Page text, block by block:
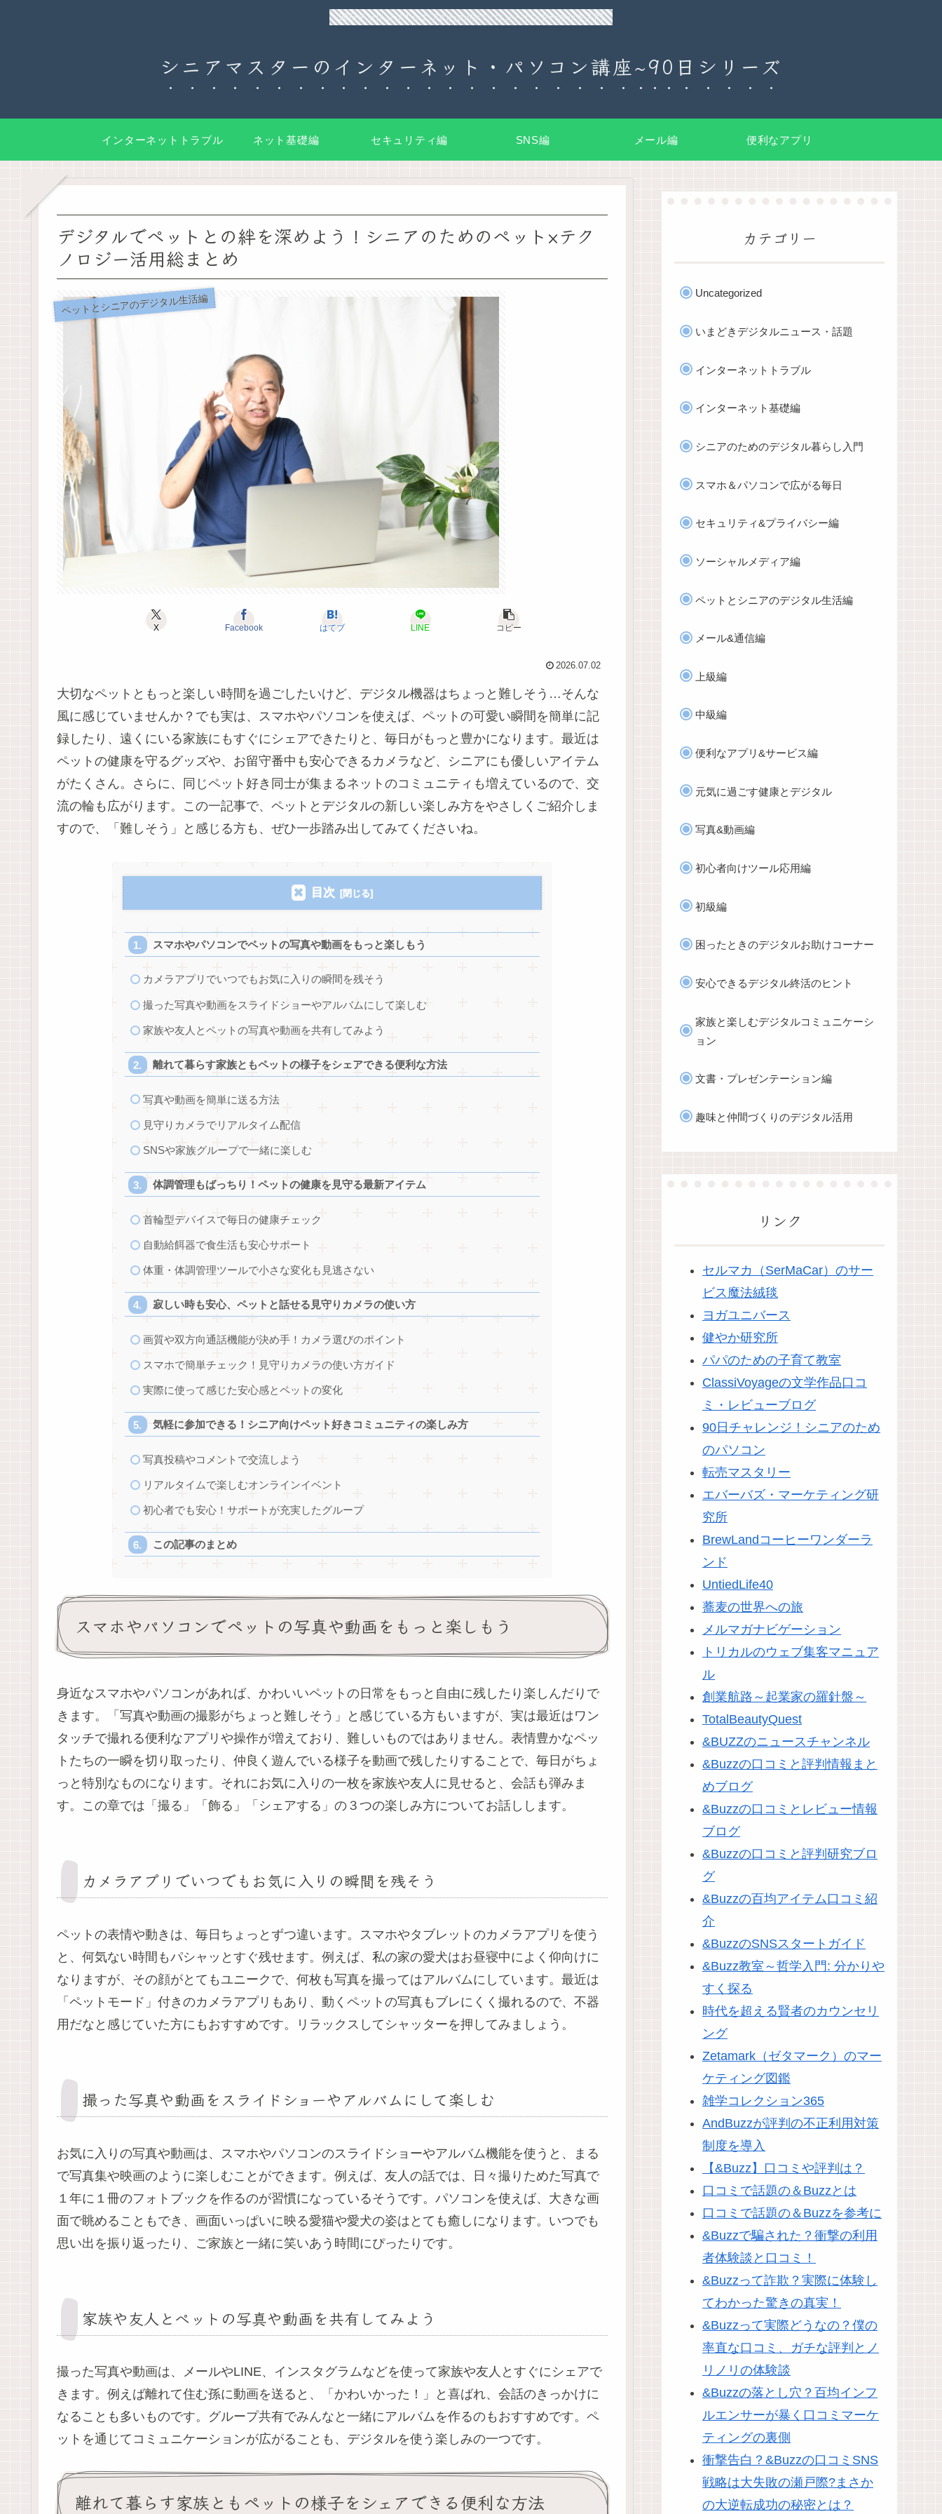
90日チャレンジ！シニアのためのパソコン・インターネット入門
シニアマスターのインターネット・パソコン講座~90日シリーズ
インターネットトラブル ネット基礎編 セキュリティ編 SNS編 メール編 便利なアプリ
デジタルでペットとの絆を深めよう！シニアのためのペット×テク
ノロジー活用総まとめ
ペットとシニアのデジタル生活編
X Facebook はてブ LINE コピー
2026.07.02
大切なペットともっと楽しい時間を過ごしたいけど、デジタル機器はちょっと難しそう…そんな
風に感じていませんか？でも実は、スマホやパソコンを使えば、ペットの可愛い瞬間を簡単に記
録したり、遠くにいる家族にもすぐにシェアできたりと、毎日がもっと豊かになります。最近は
ペットの健康を守るグッズや、お留守番中も安心できるカメラなど、シニアにも優しいアイテム
がたくさん。さらに、同じペット好き同士が集まるネットのコミュニティも増えているので、交
流の輪も広がります。この一記事で、ペットとデジタルの新しい楽しみ方をやさしくご紹介しま
すので、「難しそう」と感じる方も、ぜひ一歩踏み出してみてくださいね。
目次
スマホやパソコンでペットの写真や動画をもっと楽しもう
カメラアプリでいつでもお気に入りの瞬間を残そう
撮った写真や動画をスライドショーやアルバムにして楽しむ
家族や友人とペットの写真や動画を共有してみよう
離れて暮らす家族ともペットの様子をシェアできる便利な方法
写真や動画を簡単に送る方法
見守りカメラでリアルタイム配信
SNSや家族グループで一緒に楽しむ
体調管理もばっちり！ペットの健康を見守る最新アイテム
首輪型デバイスで毎日の健康チェック
自動給餌器で食生活も安心サポート
体重・体調管理ツールで小さな変化も見逃さない
寂しい時も安心、ペットと話せる見守りカメラの使い方
画質や双方向通話機能が決め手！カメラ選びのポイント
スマホで簡単チェック！見守りカメラの使い方ガイド
実際に使って感じた安心感とペットの変化
気軽に参加できる！シニア向けペット好きコミュニティの楽しみ方
写真投稿やコメントで交流しよう
リアルタイムで楽しむオンラインイベント
初心者でも安心！サポートが充実したグループ
この記事のまとめ
スマホやパソコンでペットの写真や動画をもっと楽しもう
身近なスマホやパソコンがあれば、かわいいペットの日常をもっと自由に残したり楽しんだりで
きます。「写真や動画の撮影がちょっと難しそう」と感じている方もいますが、実は最近はワン
タッチで撮れる便利なアプリや操作が増えており、難しいものではありません。表情豊かなペッ
トたちの一瞬を切り取ったり、仲良く遊んでいる様子を動画で残したりすることで、毎日がちょ
っと特別なものになります。それにお気に入りの一枚を家族や友人に見せると、会話も弾みま
す。この章では「撮る」「飾る」「シェアする」の３つの楽しみ方についてお話しします。
カメラアプリでいつでもお気に入りの瞬間を残そう
ペットの表情や動きは、毎日ちょっとずつ違います。スマホやタブレットのカメラアプリを使う
と、何気ない時間もパシャッとすぐ残せます。例えば、私の家の愛犬はお昼寝中によく仰向けに
なりますが、その顔がとてもユニークで、何枚も写真を撮ってはアルバムにしています。最近は
「ペットモード」付きのカメラアプリもあり、動くペットの写真もブレにくく撮れるので、不器
用だなと感じていた方にもおすすめです。リラックスしてシャッターを押してみましょう。
撮った写真や動画をスライドショーやアルバムにして楽しむ
お気に入りの写真や動画は、スマホやパソコンのスライドショーやアルバム機能を使うと、まる
で写真集や映画のように楽しむことができます。例えば、友人の話では、日々撮りためた写真で
１年に１冊のフォトブックを作るのが習慣になっているそうです。パソコンを使えば、大きな画
面で眺めることもでき、画面いっぱいに映る愛猫や愛犬の姿はとても癒しになります。いつでも
思い出を振り返ったり、ご家族と一緒に笑いあう時間にぴったりです。
家族や友人とペットの写真や動画を共有してみよう
撮った写真や動画は、メールやLINE、インスタグラムなどを使って家族や友人とすぐにシェアで
きます。例えば離れて住む孫に動画を送ると、「かわいかった！」と喜ばれ、会話のきっかけに
なることも多いものです。グループ共有でみんなと一緒にアルバムを作るのもおすすめです。ペ
ットを通じてコミュニケーションが広がることも、デジタルを使う楽しみの一つです。
離れて暮らす家族ともペットの様子をシェアできる便利な方法
カテゴリー
Uncategorized
いまどきデジタルニュース・話題
インターネットトラブル
インターネット基礎編
シニアのためのデジタル暮らし入門
スマホ＆パソコンで広がる毎日
セキュリティ&プライバシー編
ソーシャルメディア編
ペットとシニアのデジタル生活編
メール&通信編
上級編
中級編
便利なアプリ&サービス編
元気に過ごす健康とデジタル
写真&動画編
初心者向けツール応用編
初級編
困ったときのデジタルお助けコーナー
安心できるデジタル終活のヒント
家族と楽しむデジタルコミュニケーシ
ョン
文書・プレゼンテーション編
趣味と仲間づくりのデジタル活用
リンク
セルマカ（SerMaCar）のサー
ビス魔法絨毯
ヨガユニバース
健やか研究所
パパのための子育て教室
ClassiVoyageの文学作品口コ
ミ・レビューブログ
90日チャレンジ！シニアのため
のパソコン
転売マスタリー
エバーバズ・マーケティング研
究所
BrewLandコーヒーワンダーラ
ンド
UntiedLife40
蕎麦の世界への旅
メルマガナビゲーション
トリカルのウェブ集客マニュア
ル
創業航路～起業家の羅針盤～
TotalBeautyQuest
&BUZZのニュースチャンネル
&Buzzの口コミと評判情報まと
めブログ
&Buzzの口コミとレビュー情報
ブログ
&Buzzの口コミと評判研究ブロ
グ
&Buzzの百均アイテム口コミ紹
介
&BuzzのSNSスタートガイド
&Buzz教室～哲学入門: 分かりや
すく探る
時代を超える賢者のカウンセリ
ング
Zetamark（ゼタマーク）のマー
ケティング図鑑
雑学コレクション365
AndBuzzが評判の不正利用対策
制度を導入
【&Buzz】口コミや評判は？
口コミで話題の＆Buzzとは
口コミで話題の＆Buzzを参考に
&Buzzで騙された？衝撃の利用
者体験談と口コミ！
&Buzzって詐欺？実際に体験し
てわかった驚きの真実！
&Buzzって実際どうなの？僕の
率直な口コミ、ガチな評判とノ
リノリの体験談
&Buzzの落とし穴？百均インフ
ルエンサーが暴く口コミマーケ
ティングの裏側
衝撃告白？&Buzzの口コミSNS
戦略は大失敗の瀬戸際?まさか
の大逆転成功の秘密とは？